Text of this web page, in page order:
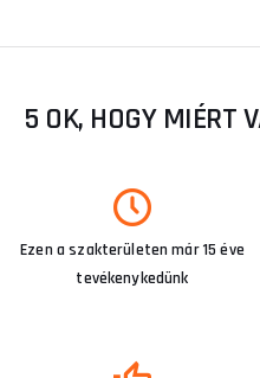
5 OK, HOGY MIÉRT
Ezen a szakterületen már 15 éve
tevékenykedünk